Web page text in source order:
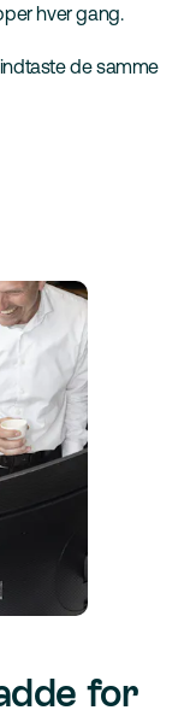
hver gang.
de samme
for